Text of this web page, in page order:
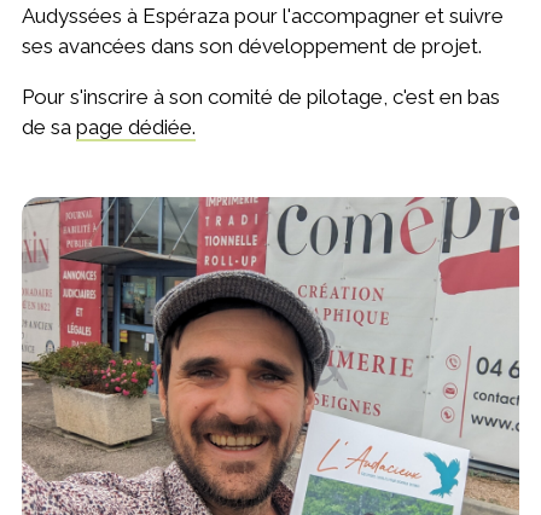
Audyssées à Espéraza pour l'accompagner et suivre
ses avancées dans son développement de projet.
Pour s'inscrire à son comité de pilotage, c'est en bas
de sa page dédiée.